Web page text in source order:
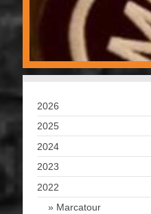
2026
2025
2024
2023
2022
Marcatour